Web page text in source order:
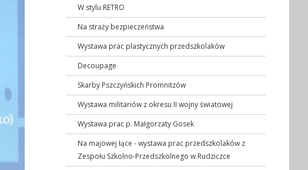
W stylu RETRO
Na straży bezpieczeństwa
Wystawa prac plastycznych przedszkolaków
Decoupage
Skarby Pszczyńskich Promnitzów
Wystawa militariów z okresu II wojny światowej
Wystawa prac p. Małgorzaty Gosek
Na majowej łące - wystawa prac przedszkolaków z
Zespołu Szkolno-Przedszkolnego w Rudziczce